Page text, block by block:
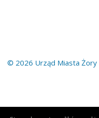
© 2026 Urząd Miasta Żory